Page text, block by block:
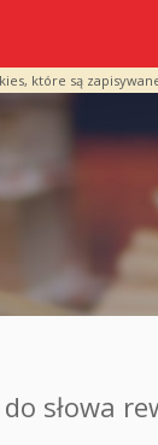
które są
słowa